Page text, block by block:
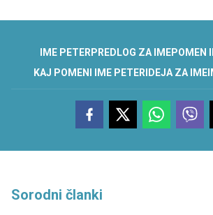
IME PETERPREDLOG ZA IMEPOMEN
KAJ POMENI IME PETER IDEJA ZA IME
Sorodni članki